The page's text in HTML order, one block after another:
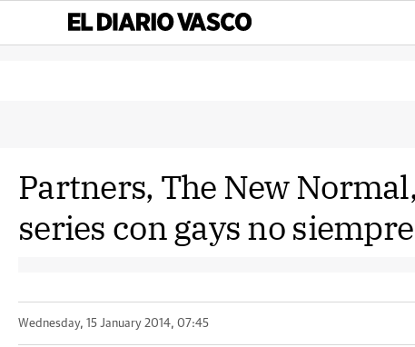
Partners, The New
series con gays no
Wednesday, 15 January 2014, 07:45